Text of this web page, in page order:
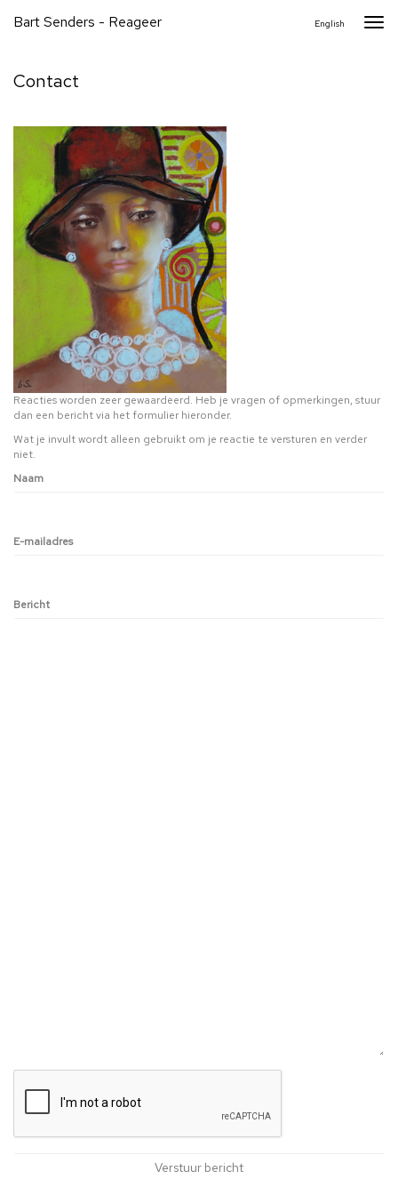
Bart Senders - Reageer English
Contact
Reacties worden zeer gewaardeerd. Heb je vragen of opmerkingen, stuur
dan een bericht via het formulier hieronder.
Wat je invult wordt alleen gebruikt om je reactie te versturen en verder
niet.
Naam
E-mailadres
Bericht